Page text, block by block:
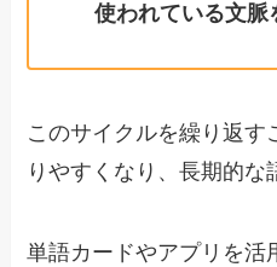
使われている文脈
このサイクルを繰り返す
りやすくなり、長期的な
単語カードやアプリを活